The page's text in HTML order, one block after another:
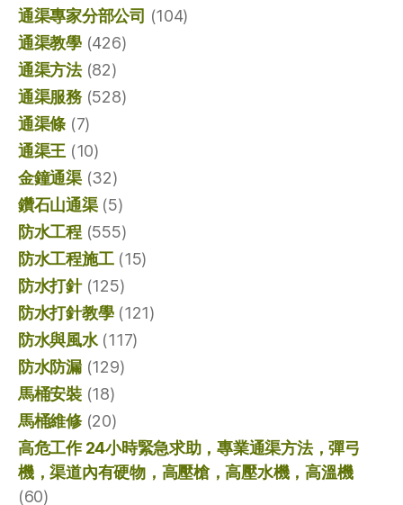
通渠專家分部公司 (104)
通渠教學(426)
通渠方法(82)
通渠服務(528)
通渠條 (7)
通渠王 (10)
金鐘通渠(32)
鑽石山通渠(5)
防水工程(555)
防水工程施工(15)
防水打針(125)
防水打針教學(121)
防水與風水(117)
防水防漏(129)
馬桶安裝(18)
馬桶維修(20)
高危工作 24小時緊急求助，專業通渠方法，彈弓
機，渠道內有硬物，高壓槍，高壓水機，高溫機
(60)